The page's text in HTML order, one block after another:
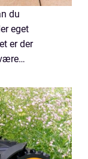
du
eget
er der